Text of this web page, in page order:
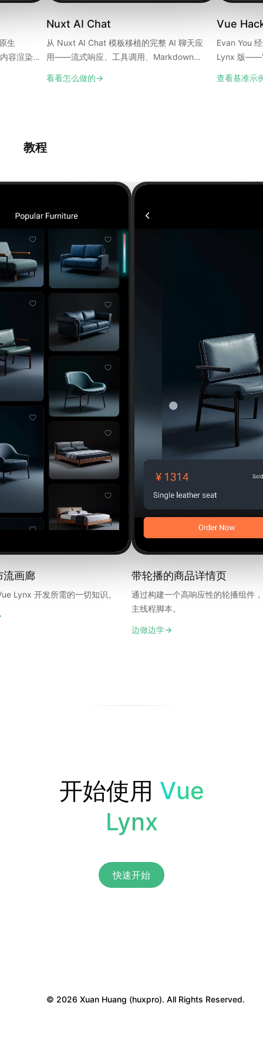
生
容渲染
Nuxt AI Chat
从 Nuxt AI Chat 模板移植的完整 AI 聊天应
用——流式响应、工具调用、Markdown
看看怎么做的→
Vue
Evan You
Lynx 版
查看基准示
教程
流画廊
Lynx 开发所需的一切知识。
带轮播的商品详情页
通过构建一个高响应性的轮播组件
主线程脚本。
边做边学→
开始使用 Vue
Lynx
快速开始
© 2026 Xuan Huang (huxpro). All Rights Reserved.